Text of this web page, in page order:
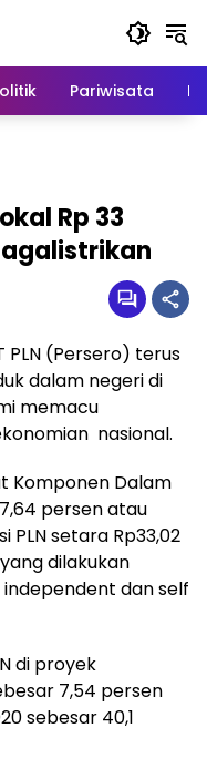
Pariwisata
Rp 33
PLN (Persero) terus
dalam negeri di
memacu
nasional.
Komponen Dalam
persen atau
PLN setara Rp33,02
dilakukan
dan self
di proyek
7,54 persen
sebesar 40,1